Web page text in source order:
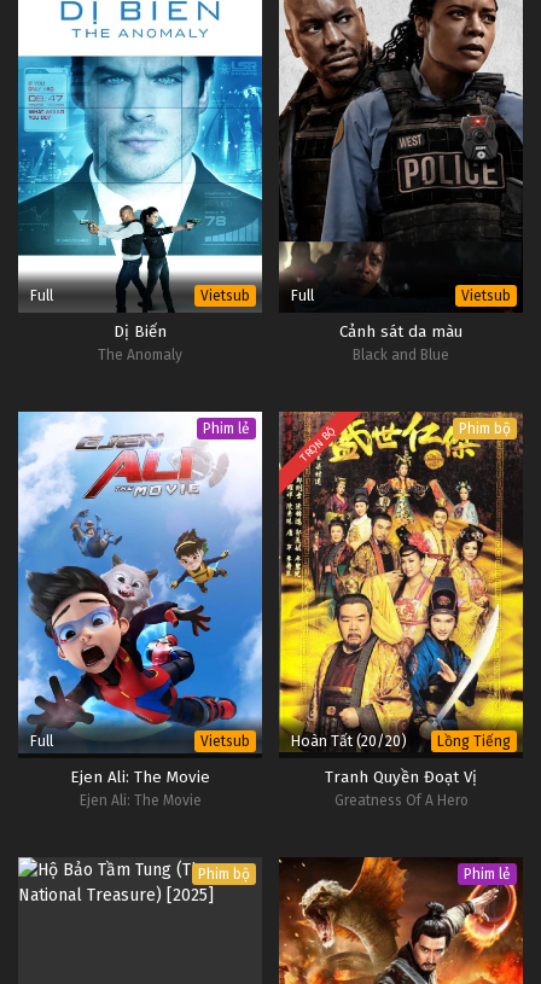
Full Vietsub
Dị Biến
The Anomaly
Full Vietsub
Cảnh sát da màu
Black and Blue
Phim lẻ
Full Vietsub
Ejen Ali: The Movie
Ejen Ali: The Movie
TRỌN BỘ Phim bộ
Hoàn Tất (20/20) Lồng Tiếng
Tranh Quyền Đoạt Vị
Greatness Of A Hero
Phim bộ Phim lẻ